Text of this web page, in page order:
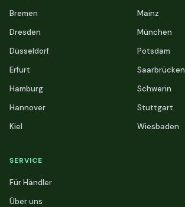
Bremen
Dresden
Düsseldorf
Erfurt
Hamburg
Hannover
Kiel
Mainz
München
Potsdam
Saarbrücken
Schwerin
Stuttgart
Wiesbaden
SERVICE
Für Händler
Über uns